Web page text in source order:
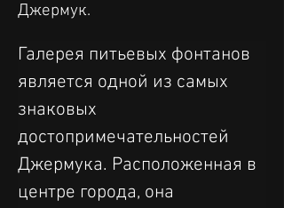
Джермук.
Галерея питьевых фонтанов
является одной из самых
знаковых
достопримечательностей
Джермука. Расположенная в
центре города, она